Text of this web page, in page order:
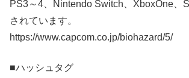
PS3～4、Nintendo Switch、XboxOne、
されています。
https://www.capcom.co.jp/biohazard/5/
■ハッシュタグ